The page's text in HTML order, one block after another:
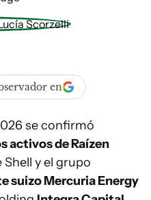
en
se confirmó
activos de Raízen
y el grupo
suizo Mercuria Energy